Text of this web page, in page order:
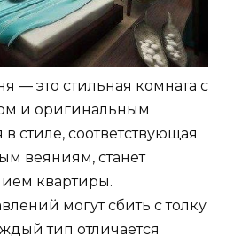
— это стильная комната с
и оригинальным
стиле, соответствующая
веяниям, станет
квартиры.
могут сбить с толку
тип отличается